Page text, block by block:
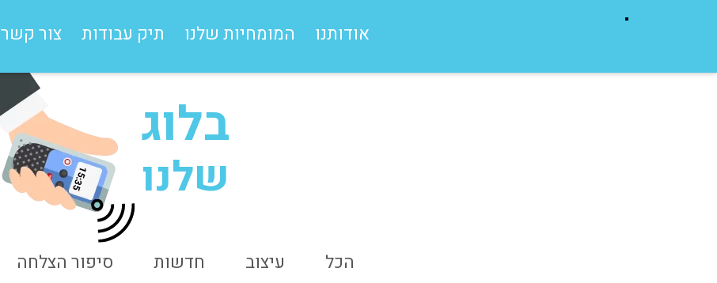
אודותנו המומחיות שלנו תיק עבודות צור קשר
15:35
בלוג
שלנו
הכל עיצוב חדשות סיפור הצלחה